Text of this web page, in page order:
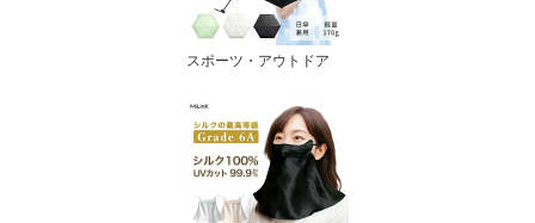
スポーツ・アウトドア